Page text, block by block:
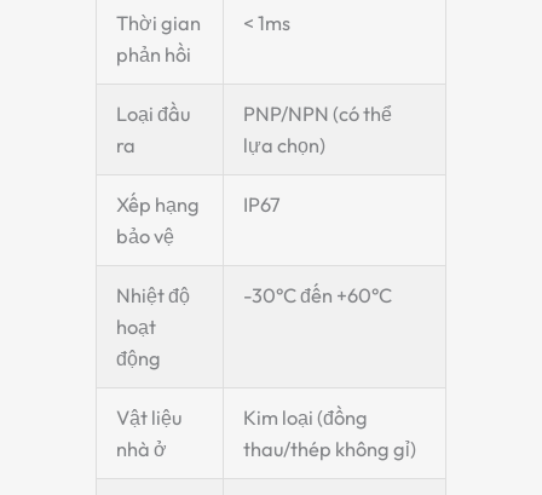
Thời gian
phản hồi
< 1ms
Loại đầu
ra
PNP/NPN (có thể
lựa chọn)
Xếp hạng
bảo vệ
IP67
Nhiệt độ
hoạt
động
-30°C đến +60°C
Vật liệu
nhà ở
Kim loại (đồng
thau/thép không gỉ)